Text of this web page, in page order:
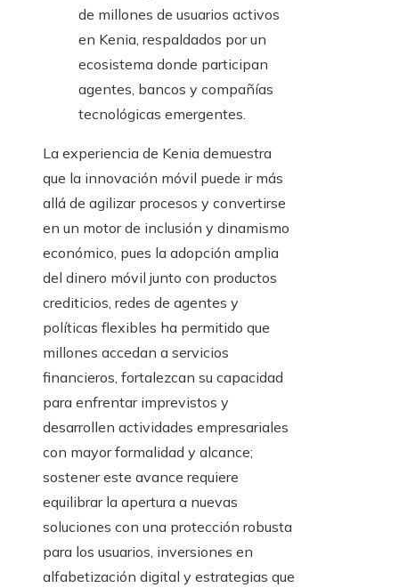
de millones de usuarios activos
en Kenia, respaldados por un
ecosistema donde participan
agentes, bancos y compañías
tecnológicas emergentes.
La experiencia de Kenia demuestra
que la innovación móvil puede ir más
allá de agilizar procesos y convertirse
en un motor de inclusión y dinamismo
económico, pues la adopción amplia
del dinero móvil junto con productos
crediticios, redes de agentes y
políticas flexibles ha permitido que
millones accedan a servicios
financieros, fortalezcan su capacidad
para enfrentar imprevistos y
desarrollen actividades empresariales
con mayor formalidad y alcance;
sostener este avance requiere
equilibrar la apertura a nuevas
soluciones con una protección robusta
para los usuarios, inversiones en
alfabetización digital y estrategias que